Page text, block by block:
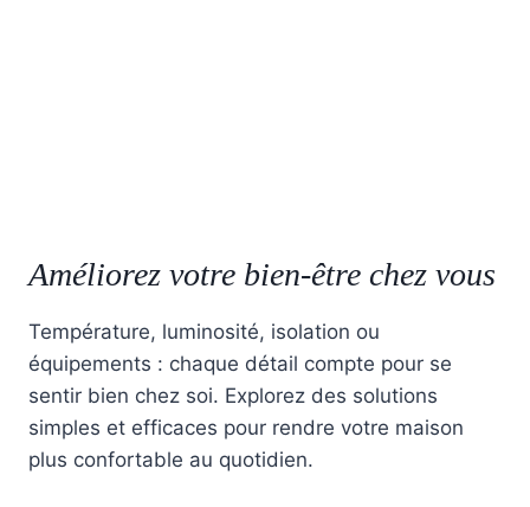
Améliorez votre bien-être chez vous
Température, luminosité, isolation ou
équipements : chaque détail compte pour se
sentir bien chez soi. Explorez des solutions
simples et efficaces pour rendre votre maison
plus confortable au quotidien.